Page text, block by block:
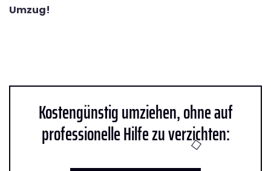
Umzug!
Kostengünstig umziehen, ohne auf
professionelle Hilfe zu verzichten: